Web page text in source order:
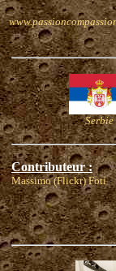
Serbie
Contributeur :
Massimo (Flickr)